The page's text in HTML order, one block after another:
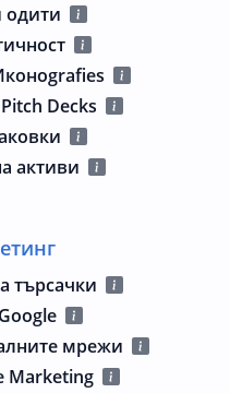
Decks
активи
търсачки
мрежи
Marketing